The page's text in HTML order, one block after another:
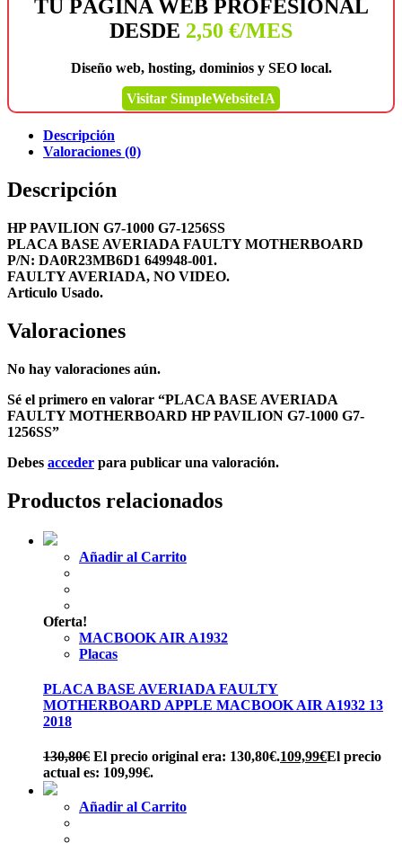
TU PÁGINA WEB PROFESIONAL
DESDE 2,50 €/MES
Diseño web, hosting, dominios y SEO local.
Visitar SimpleWebsiteIA
Descripción
Valoraciones (0)
Descripción
HP PAVILION G7-1000 G7-1256SS
PLACA BASE AVERIADA FAULTY MOTHERBOARD
P/N: DA0R23MB6D1 649948-001.
FAULTY AVERIADA, NO VIDEO.
Articulo Usado.
Valoraciones
No hay valoraciones aún.
Sé el primero en valorar “PLACA BASE AVERIADA
FAULTY MOTHERBOARD HP PAVILION G7-1000 G7-
1256SS”
Debes acceder para publicar una valoración.
Productos relacionados
Añadir al Carrito
Oferta!
MACBOOK AIR A1932
Placas
PLACA BASE AVERIADA FAULTY
MOTHERBOARD APPLE MACBOOK AIR A1932 13
2018
130,80€ El precio original era: 130,80€.109,99€El precio
actual es: 109,99€.
Añadir al Carrito